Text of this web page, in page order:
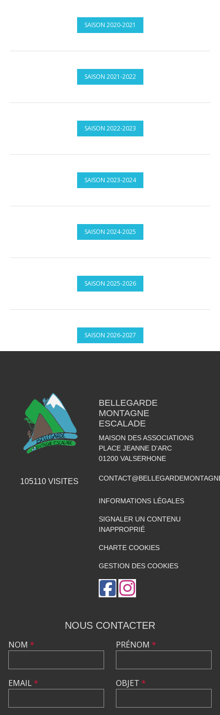
SAISON 2020-2021
SAISON 2021-2022
SAISON 2022-2023
SAISON 2023-2024
SAISON 2024-2025
SAISON 2025-2026
SAISON 2026-2027
105110VISITES
BELLEGARDE
MONTAGNE
ESCALADE
MAISON DES ASSOCIATIONS
PLACE JEANNE D'ARC
01200 VALSERHONE
INFORMATIONS LÉGALES
SIGNALER UN CONTENU
INAPPROPRIÉ
CHARTE COOKIES
GESTION DES COOKIES
NOUS CONTACTER
NOM *
EMAIL*
PRÉNOM *
OBJET *